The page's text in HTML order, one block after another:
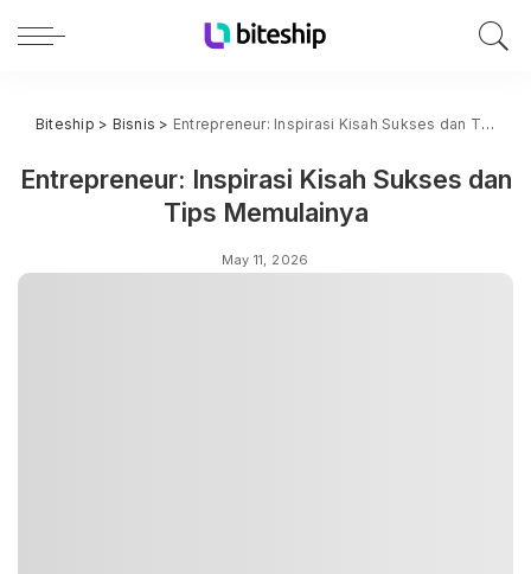
Biteship > Bisnis > Entrepreneur: Inspirasi Kisah Sukses dan Tips Memulainya
Entrepreneur: Inspirasi Kisah Sukses dan
Tips Memulainya
May 11, 2026